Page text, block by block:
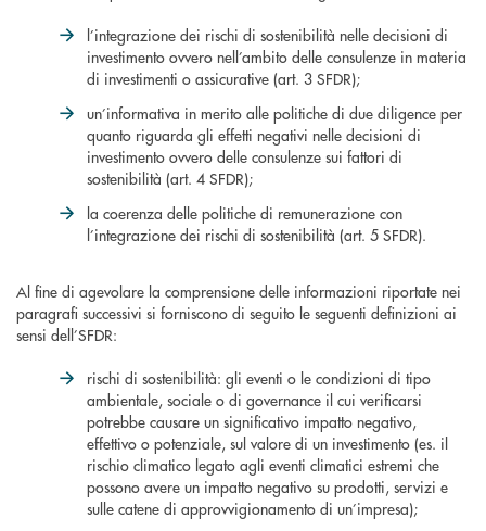
l’integrazione dei rischi di sostenibilità nelle decisioni di
investimento ovvero nell’ambito delle consulenze in materia
di investimenti o assicurative (art. 3 SFDR);
un’informativa in merito alle politiche di due diligence per
quanto riguarda gli effetti negativi nelle decisioni di
investimento ovvero delle consulenze sui fattori di
sostenibilità (art. 4 SFDR);
la coerenza delle politiche di remunerazione con
l’integrazione dei rischi di sostenibilità (art. 5 SFDR).
Al fine di agevolare la comprensione delle informazioni riportate nei
paragrafi successivi si forniscono di seguito le seguenti definizioni ai
sensi dell’SFDR:
rischi di sostenibilità: gli eventi o le condizioni di tipo
ambientale, sociale o di governance il cui verificarsi
potrebbe causare un significativo impatto negativo,
effettivo o potenziale, sul valore di un investimento (es. il
rischio climatico legato agli eventi climatici estremi che
possono avere un impatto negativo su prodotti, servizi e
sulle catene di approvvigionamento di un’impresa);